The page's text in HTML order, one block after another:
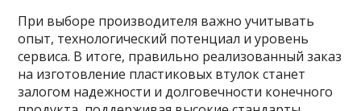
При выборе производителя важно учитывать
опыт, технологический потенциал и уровень
сервиса. В итоге, правильно реализованный заказ
на изготовление пластиковых втулок станет
залогом надежности и долговечности конечного